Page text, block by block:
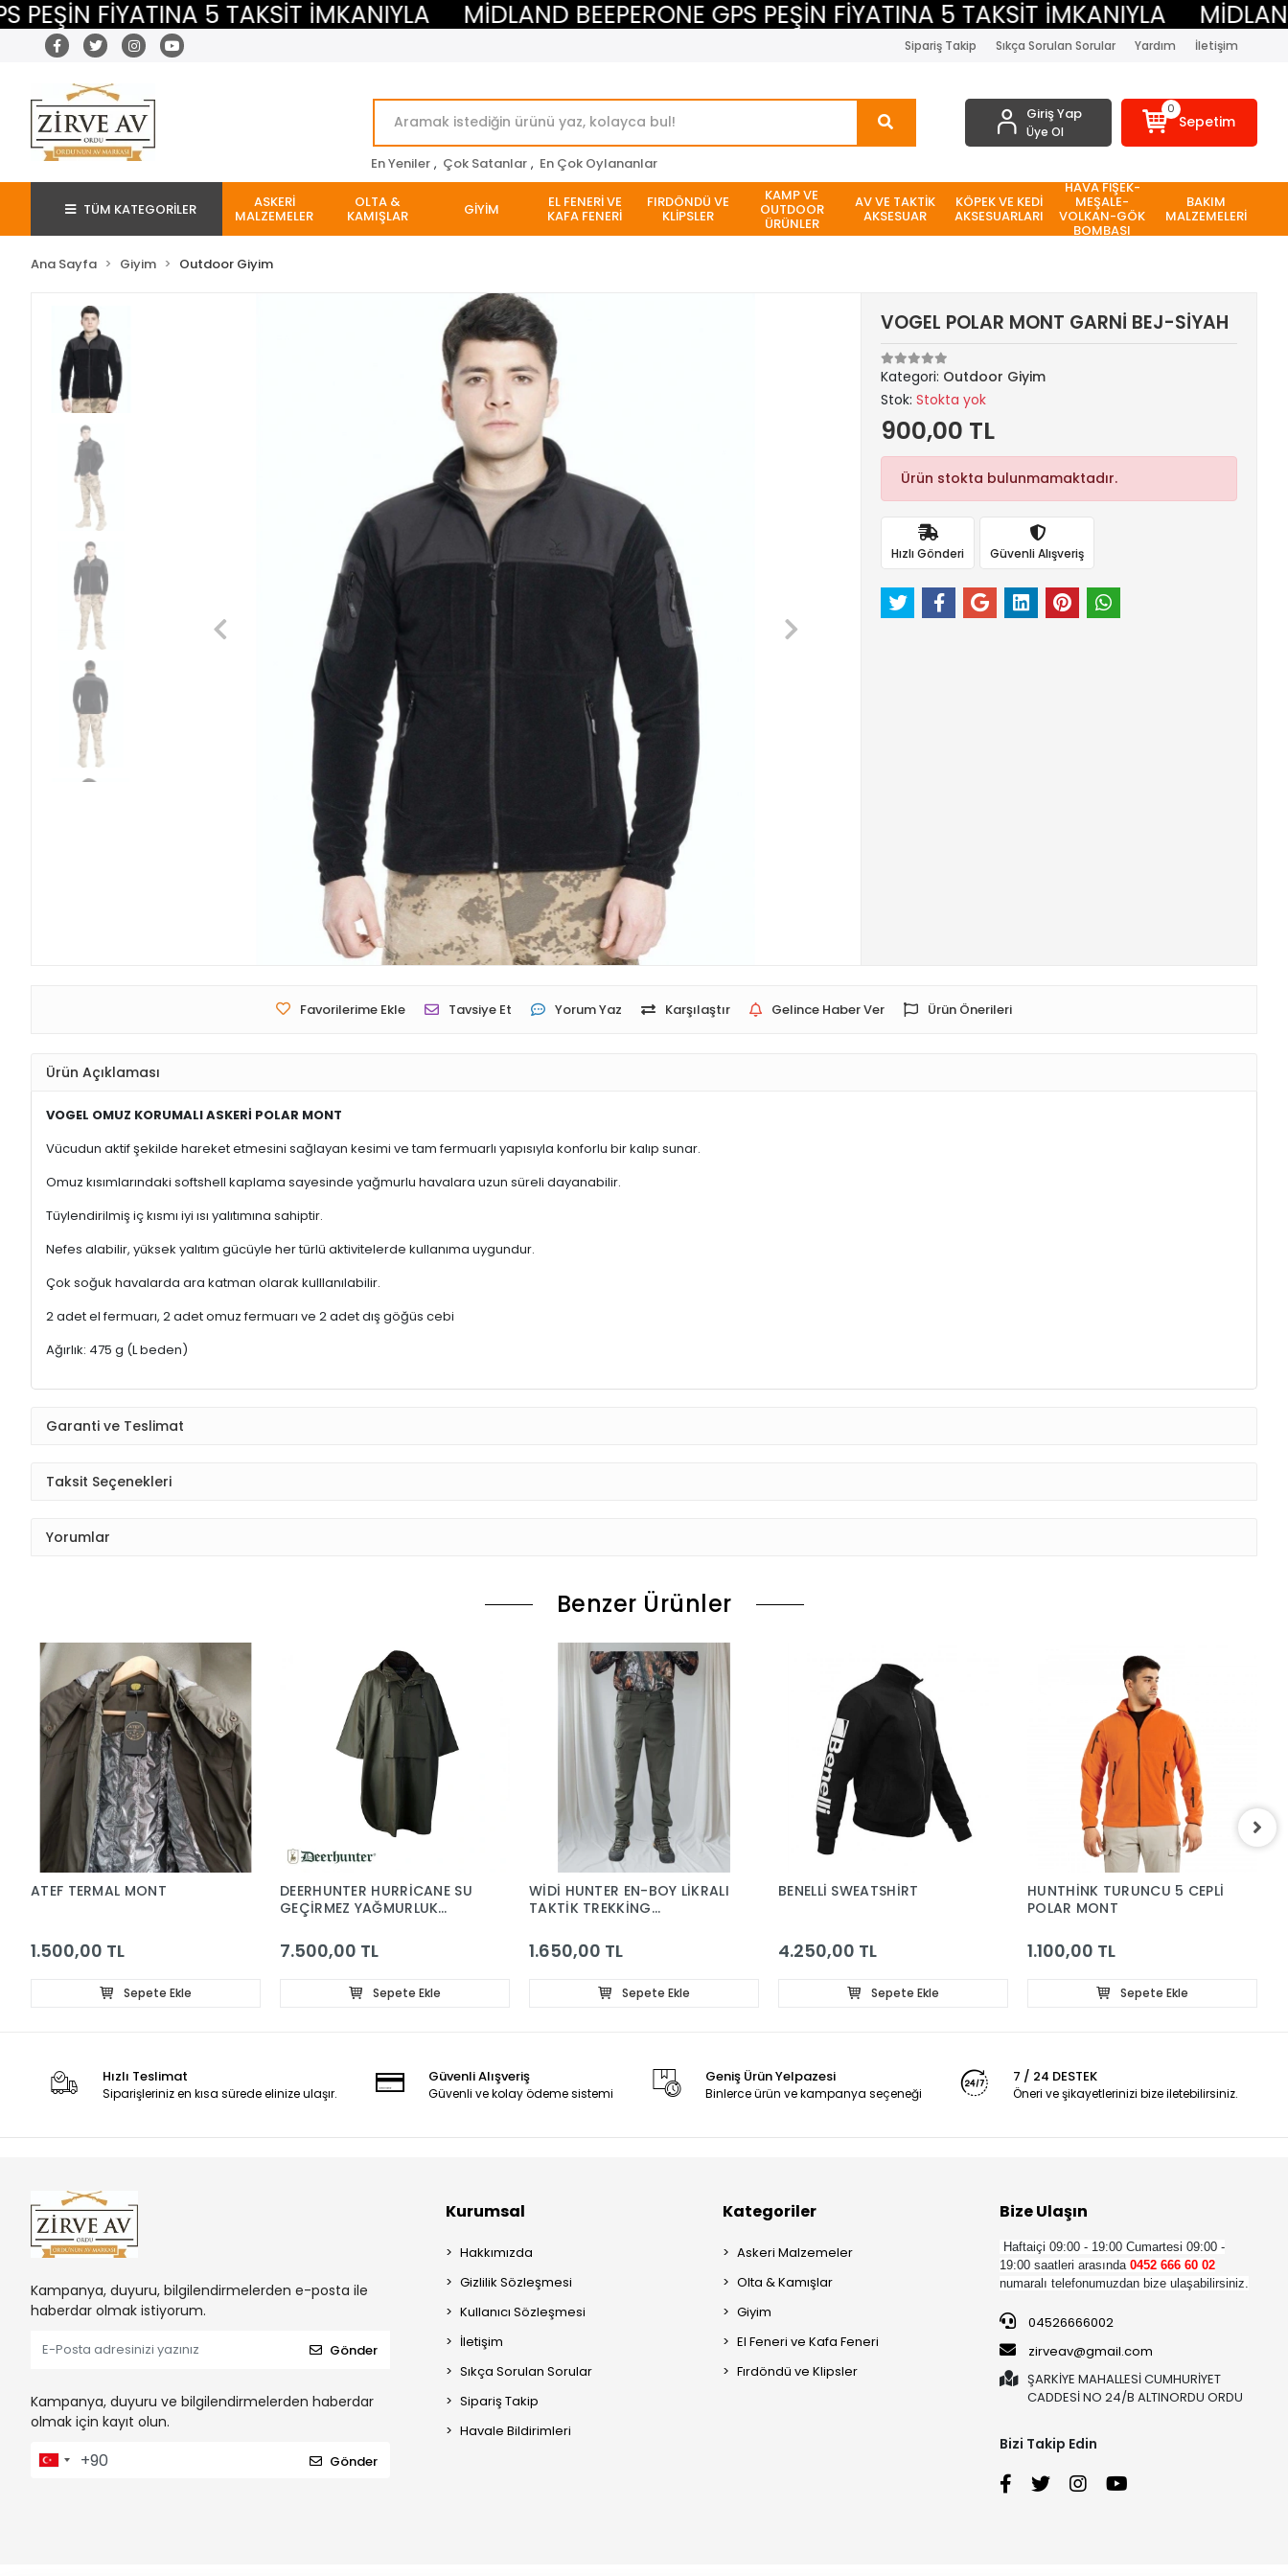
FİYATINA 5 TAKSİT İMKANIYLA MİDLAND BEEPERONE GPS PEŞİN FİYATINA 5 TAKSİT İMKANIYLA MİDLAND
Sipariş Takip Sıkça Sorulan Sorular Yardım İletişim
En Yeniler , Çok Satanlar , En Çok Oylananlar
Giriş Yap
Üye Ol
0
Sepetim
TÜM KATEGORİLER ASKERİ
MALZEMELER
OLTA &
KAMIŞLAR GİYİM EL FENERİ VE
KAFA FENERİ
FIRDÖNDÜ VE
KLİPSLER
KAMP VE
OUTDOOR
ÜRÜNLER
AV VE TAKTİK
AKSESUAR
KÖPEK VE KEDİ
AKSESUARLARI
HAVA FİŞEK-
MEŞALE-
VOLKAN-GÖK
BOMBASI
BAKIM
MALZEMELERİ
Ana Sayfa Giyim Outdoor Giyim
VOGEL POLAR MONT GARNİ BEJ-SİYAH
Kategori: Outdoor Giyim
Stok:Stokta yok
900,00 TL
Ürün stokta bulunmamaktadır.
Hızlı Gönderi Güvenli Alışveriş
Favorilerime Ekle Tavsiye Et Yorum Yaz Karşılaştır Gelince Haber Ver Ürün Önerileri
Ürün Açıklaması
VOGEL OMUZ KORUMALI ASKERİ POLAR MONT
Vücudun aktif şekilde hareket etmesini sağlayan kesimi ve tam fermuarlı yapısıyla konforlu bir kalıp sunar.
Omuz kısımlarındaki softshell kaplama sayesinde yağmurlu havalara uzun süreli dayanabilir.
Tüylendirilmiş iç kısmı iyi ısı yalıtımına sahiptir.
Nefes alabilir, yüksek yalıtım gücüyle her türlü aktivitelerde kullanıma uygundur.
Çok soğuk havalarda ara katman olarak kulllanılabilir.
2 adet el fermuarı, 2 adet omuz fermuarı ve 2 adet dış göğüs cebi
Ağırlık: 475 g (L beden)
Garanti ve Teslimat
Taksit Seçenekleri
Yorumlar
Benzer Ürünler
ATEF TERMAL MONT
1.500,00 TL
Sepete Ekle
DEERHUNTER HURRİCANE SU
GEÇİRMEZ YAĞMURLUK
7.500,00 TL
Sepete Ekle
WİDİ HUNTER EN-BOY LİKRALI
TAKTİK TREKKİNG
1.650,00 TL
Sepete Ekle
BENELLİ SWEATSHİRT
4.250,00 TL
Sepete Ekle
HUNTHİNK TURUNCU 5 CEPLİ
POLAR MONT
1.100,00 TL
Sepete Ekle
Hızlı Teslimat
Siparişleriniz en kısa sürede elinize ulaşır.
Güvenli Alışveriş
Güvenli ve kolay ödeme sistemi
Geniş Ürün Yelpazesi
Binlerce ürün ve kampanya seçeneği
7 / 24 DESTEK
Öneri ve şikayetlerinizi bize iletebilirsiniz.
Kampanya, duyuru, bilgilendirmelerden e-posta ile
haberdar olmak istiyorum.
Gönder
Kampanya, duyuru ve bilgilendirmelerden haberdar
olmak için kayıt olun.
Gönder
Kurumsal
Hakkımızda
Gizlilik Sözleşmesi
Kullanıcı Sözleşmesi
İletişim
Sıkça Sorulan Sorular
Sipariş Takip
Havale Bildirimleri
Kategoriler
Askeri Malzemeler
Olta & Kamışlar
Giyim
El Feneri ve Kafa Feneri
Fırdöndü ve Klipsler
Bize Ulaşın
Haftaiçi 09:00 - 19:00Cumartesi 09:00 -
19:00 saatleri arasında0452 666 60 02
numaralı telefonumuzdan bize ulaşabilirsiniz.
04526666002
zirveav@gmail.com
ŞARKİYE MAHALLESİ CUMHURİYET
CADDESİ NO 24/B ALTINORDU ORDU
Bizi Takip Edin